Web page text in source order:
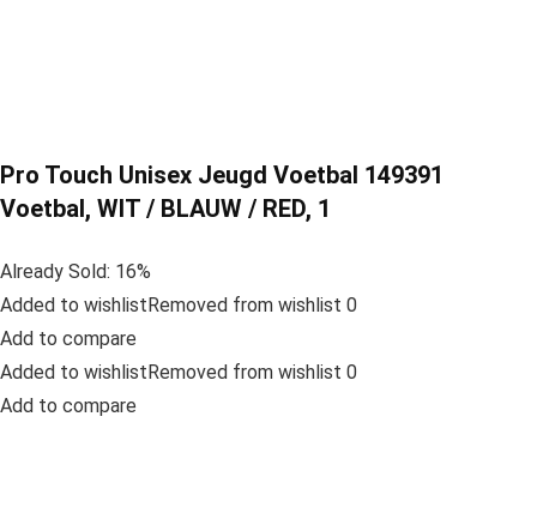
Pro Touch Unisex Jeugd Voetbal 149391
Voetbal, WIT / BLAUW / RED, 1
Already Sold: 16%
Added to wishlistRemoved from wishlist 0
Add to compare
Added to wishlistRemoved from wishlist 0
Add to compare